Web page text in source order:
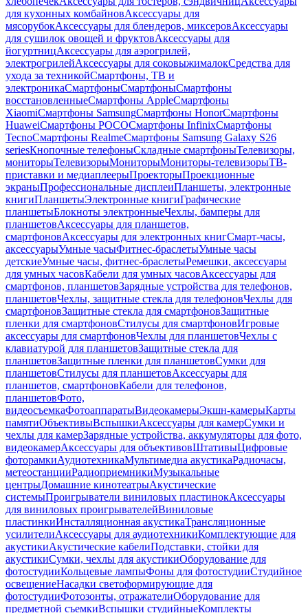
для кухонных комбайновАксессуары для
мясорубокАксессуары для блендеров, миксеровАксессуары
для сушилок овощей и фруктовАксессуары для
йогуртницАксессуары для аэрогрилей,
электрогрилейАксессуары для соковыжималокСредства для
ухода за техникойСмартфоны, ТВ и
электроникаСмартфоныСмартфоныСмартфоны
восстановленныеСмартфоны AppleСмартфоны
XiaomiСмартфоны SamsungСмартфоны HonorСмартфоны
HuaweiСмартфоны POCOСмартфоны InfinixСмартфоны
TecnoСмартфоны RealmeСмартфоны Samsung Galaxy S26
seriesКнопочные телефоныСкладные смартфоныТелевизоры,
мониторыТелевизорыМониторыМониторы-телевизорыТВ-
приставки и медиаплеерыПроекторыПроекционные
экраныПрофессиональные дисплеиПланшеты, электронные
книгиПланшетыЭлектронные книгиГрафические
планшетыБлокноты электронныеЧехлы, бамперы для
планшетовАксессуары для планшетов,
смартфоновАксессуары для электронных книгСмарт-часы,
аксессуарыУмные часыФитнес-браслетыУмные часы
детскиеУмные часы, фитнес-браслетыРемешки, аксессуары
для умных часовКабели для умных часовАксессуары для
смартфонов, планшетовЗарядные устройства для телефонов,
планшетовЧехлы, защитные стекла для телефоновЧехлы для
смартфоновЗащитные стекла для смартфоновЗащитные
пленки для смартфоновСтилусы для смартфоновИгровые
аксессуары для смартфоновЧехлы для планшетовЧехлы с
клавиатурой для планшетовЗащитные стекла для
планшетовЗащитные пленки для планшетовСумки для
планшетовСтилусы для планшетовАксессуары для
планшетов, смартфоновКабели для телефонов,
планшетовФото,
видеосъемкаФотоаппаратыВидеокамерыЭкшн-камерыКарты
памятиОбъективыВспышкиАксессуары для камерСумки и
чехлы для камерЗарядные устройства, аккумуляторы для фото,
видеокамерАксессуары для объективовШтативыЦифровые
фоторамкиАудиотехникаМультимедиа акустикаРадиочасы,
метеостанцииРадиоприемникиМузыкальные
центрыДомашние кинотеатрыАкустические
системыПроигрыватели виниловых пластинокАксессуары
для виниловых проигрывателейВиниловые
пластинкиИнсталляционная акустикаТрансляционные
усилителиАксессуары для аудиотехникиКомплектующие для
акустикиАкустические кабелиПодставки, стойки для
акустикиСумки, чехлы для акустикиОборудование для
фотостудииКольцевые лампыФоны для фотостудииСтудийное
освещениеНасадки светоформирующие для
фотостудииФотозонты, отражателиОборудование для
предметной съемкиВспышки студийныеКомплекты